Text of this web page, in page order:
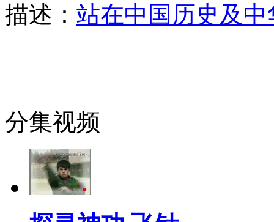
描述： 站在中国历史及
分集视频